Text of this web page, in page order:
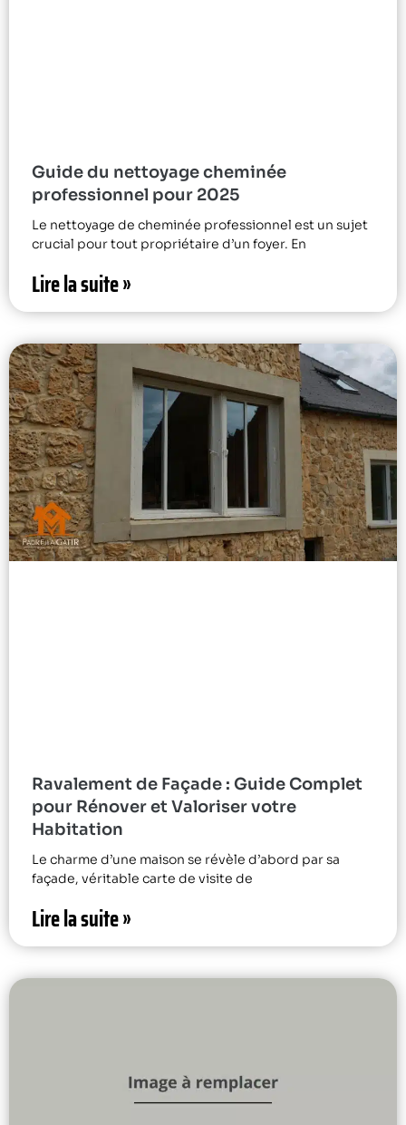
Guide du nettoyage cheminée
professionnel pour 2025
Le nettoyage de cheminée professionnel est un sujet
crucial pour tout propriétaire d’un foyer. En
Lire la suite »
Ravalement de Façade : Guide Complet
pour Rénover et Valoriser votre
Habitation
Le charme d’une maison se révèle d’abord par sa
façade, véritable carte de visite de
Lire la suite »